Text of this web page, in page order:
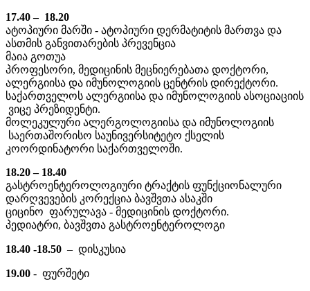
17.40 – 18.20
ატოპიური მარში - ატოპიური დერმატიტის მართვა და
ასთმის განვითარების პრევენცია
მაია გოთუა
პროფესორი, მედიცინის მეცნიერებათა დოქტორი,
ალერგიისა და იმუნოლოგიის ცენტრის დირექტორი.
საქართველოს ალერგიისა და იმუნოლოგიის ასოციაციის
ვიცე პრეზიდენტი.
მოლეკულური ალერგოლოგიისა და იმუნოლოგიის
საერთაშორისო საუნივერსიტეტო ქსელის
კოორდინატორი საქართველოში.
18.20 – 18.40
გასტროენტეროლოგიური ტრაქტის ფუნქციონალური
დარღვევების კორექცია ბავშვთა ასაკში
ციცინო ფარულავა - მედიცინის დოქტორი.
პედიატრი, ბავშვთა გასტროენტეროლოგი
18.40 -18.50 – დისკუსია
19.00 - ფურშეტი